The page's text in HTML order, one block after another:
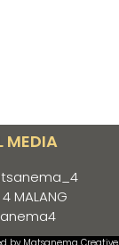
MEDIA
4 MALANG